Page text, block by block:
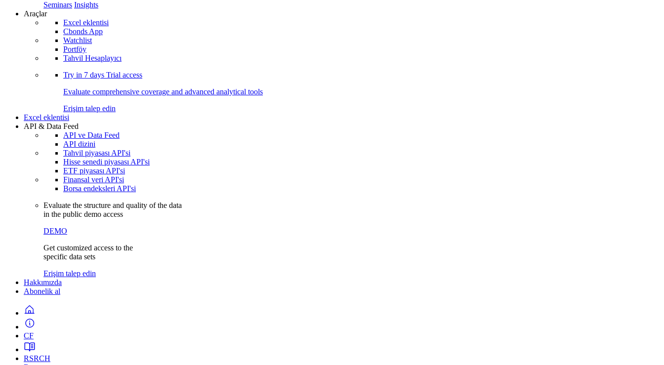
Seminars Insights
Araçlar
Excel eklentisi
Cbonds App
Watchlist
Portföy
Tahvil Hesaplayıcı
Try in 7 days Trial access
Evaluate comprehensive coverage and advanced analytical tools
Erişim talep edin
Excel eklentisi
API & Data Feed
API ve Data Feed
API dizini
Tahvil piyasası API'si
Hisse senedi piyasası API'si
ETF piyasası API'si
Finansal veri API'si
Borsa endeksleri API'si
Evaluate the structure and quality of the data
in the public demo access
DEMO
Get customized access to the
specific data sets
Erişim talep edin
Hakkımızda
Abonelik al
CF
RSRCH